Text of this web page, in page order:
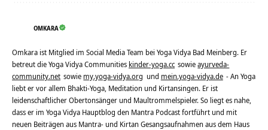
OMKARA
Omkara ist Mitglied im Social Media Team bei Yoga Vidya Bad Meinberg. Er
betreut die Yoga Vidya Communities kinder-yoga.cc sowieayurveda-
community.net sowie my.yoga-vidya.org und mein.yoga-vidya.de - An Yoga
liebt er vor allem Bhakti-Yoga, Meditation und Kirtansingen. Er ist
leidenschaftlicher Obertonsänger und Maultrommelspieler. So liegt es nahe,
dass er im Yoga Vidya Hauptblog den Mantra Podcast fortführt und mit
neuen Beiträgen aus Mantra- und Kirtan Gesangsaufnahmen aus dem Haus